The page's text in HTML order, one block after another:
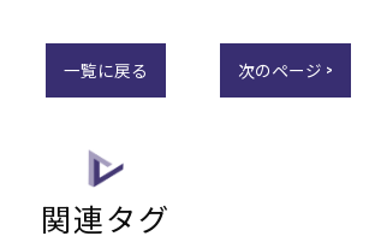
一覧に戻る 次のページ >
関連タグ